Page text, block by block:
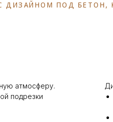
ПОД БЕТОН,
атмосферу.
подрезки